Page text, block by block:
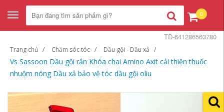
Toggle
navigation
0
Trang chủ Chăm sóc tóc Dầu gội - Dầu xả
Vs Sassoon Dầu gội rắn Khóa chai Amino Axit cải thiện thuốc
nhuộm nóng Dầu xả bảo vệ tóc dầu gội oliu
TD-641286563780